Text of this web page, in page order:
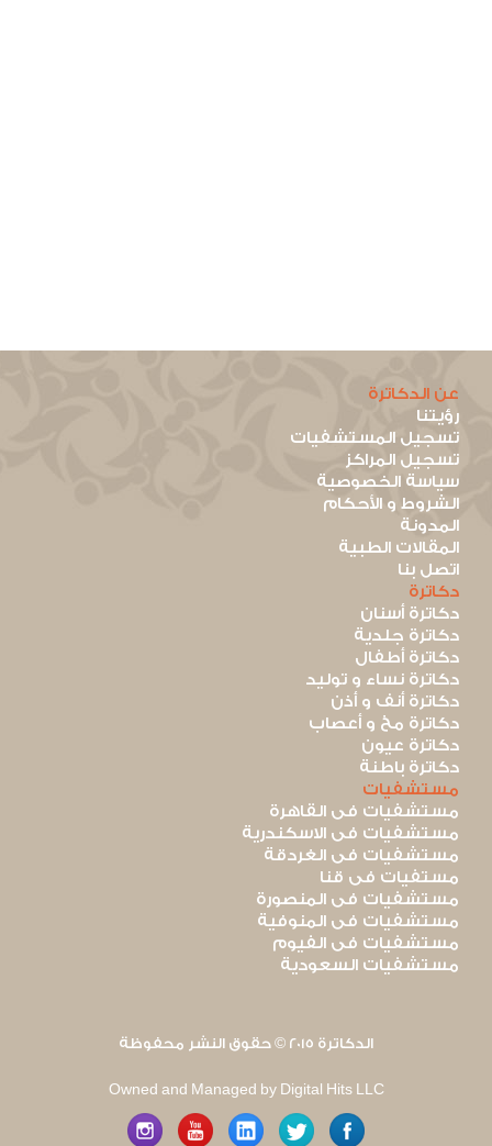
عن الدكاترة
رؤيتنا
تسجيل المستشفيات
تسجيل المراكز
سياسة الخصوصية
الشروط و الأحكام
المدونة
المقالات الطبية
اتصل بنا
دكاترة
دكاترة أسنان
دكاترة جلدية
دكاترة أطفال
دكاترة نساء و توليد
دكاترة أنف و أذن
دكاترة مخ و أعصاب
دكاترة عيون
دكاترة باطنة
مستشفيات
مستشفيات فى القاهرة
مستشفيات فى الاسكندرية
مستشفيات فى الغردقة
مستفيات فى قنا
مستشفيات فى المنصورة
مستشفيات فى المنوفية
مستشفيات فى الفيوم
مستشفيات السعودية
الدكاترة 2015 © حقوق النشر محفوظة
Owned and Managed by Digital Hits LLC